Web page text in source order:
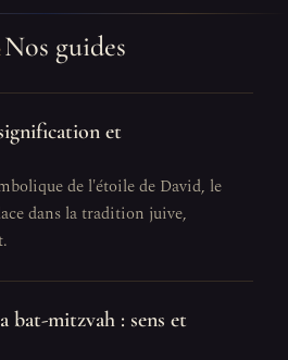
Nos guides
et
de l'étoile de David, le
dans la tradition juive,
bat-mitzvah : sens et